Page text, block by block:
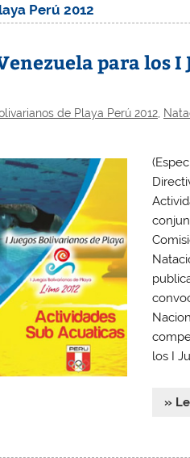
Perú 2012
para los
de Playa Perú 2012,
los I
»